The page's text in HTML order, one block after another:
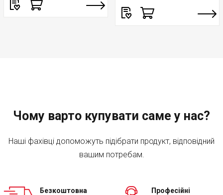
Чому варто купувати саме у нас?
Наші фахівці допоможуть підібрати продукт, відповідний
вашим потребам.
Безкоштовна
Професійні